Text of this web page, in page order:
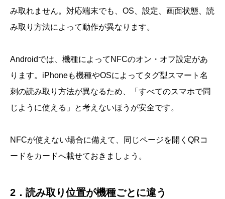
み取れません。対応端末でも、OS、設定、画面状態、読
み取り方法によって動作が異なります。
Androidでは、機種によってNFCのオン・オフ設定があ
ります。iPhoneも機種やOSによってタグ型スマート名
刺の読み取り方法が異なるため、「すべてのスマホで同
じように使える」と考えないほうが安全です。
NFCが使えない場合に備えて、同じページを開くQRコ
ードをカードへ載せておきましょう。
2．読み取り位置が機種ごとに違う